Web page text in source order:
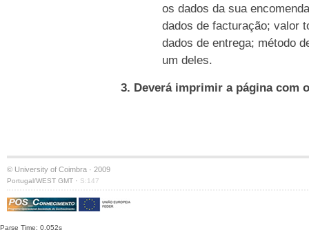
os dados da sua
dados de facturação; valor
dados de entrega; método
um deles.
3. Deverá imprimir a página com
© University of Coimbra · 2009
Portugal/WEST GMT · S:147
Parse Time: 0.052s